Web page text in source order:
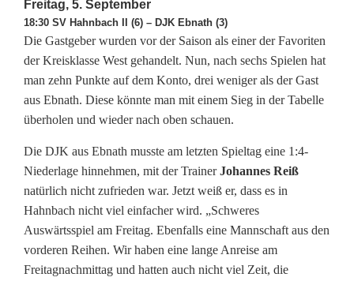
e
W
e
s
t
:
K
a
n
Freitag, 5. September
18:30 SV Hahnbach II (6) – DJK Ebnath (3)
Die Gastgeber wurden vor der Saison als einer der Favoriten
der Kreisklasse West gehandelt. Nun, nach sechs Spielen hat
man zehn Punkte auf dem Konto, drei weniger als der Gast
aus Ebnath. Diese könnte man mit einem Sieg in der Tabelle
überholen und wieder nach oben schauen.
Die DJK aus Ebnath musste am letzten Spieltag eine 1:4-
Niederlage hinnehmen, mit der TrainerJohannes Reiß
natürlich nicht zufrieden war. Jetzt weiß er, dass es in
Hahnbach nicht viel einfacher wird. „Schweres
Auswärtsspiel am Freitag. Ebenfalls eine Mannschaft aus den
vorderen Reihen. Wir haben eine lange Anreise am
Freitagnachmittag und hatten auch nicht viel Zeit, die